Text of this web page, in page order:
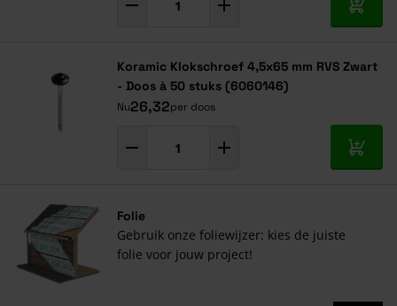
In
Koramic Klokschroef 4,5x65 mm RVS Zwart
- Doos à 50 stuks (6060146)
Nu26,32per doos
In
Folie
Gebruik onze foliewijzer: kies de juiste
folie voor jouw project!